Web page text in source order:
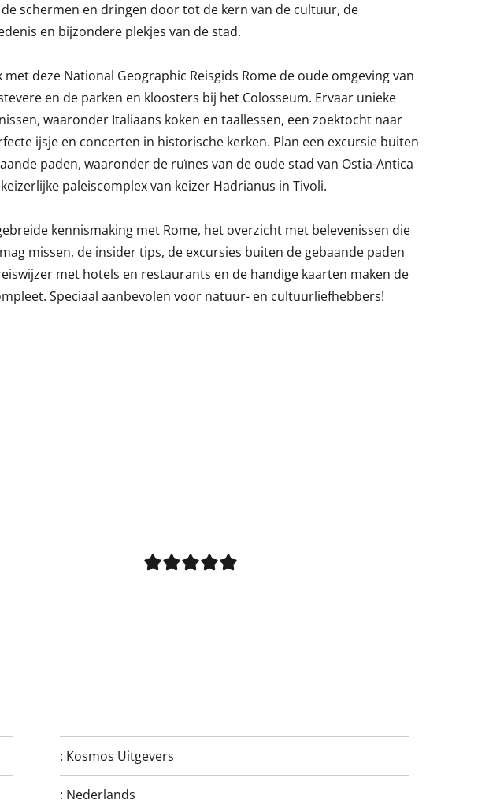
schermen en dringen door tot de kern van de cultuur, de
en bijzondere plekjes van de stad.
met deze National Geographic Reisgids Rome de oude omgeving van
en de parken en kloosters bij het Colosseum. Ervaar unieke
waaronder Italiaans koken en taallessen, een zoektocht naar
ijsje en concerten in historische kerken. Plan een excursie buiten
paden, waaronder de ruïnes van de oude stad van Ostia-Antica
paleiscomplex van keizer Hadrianus in Tivoli.
kennismaking met Rome, het overzicht met belevenissen die
missen, de insider tips, de excursies buiten de gebaande paden
met hotels en restaurants en de handige kaarten maken de
Speciaal aanbevolen voor natuur- en cultuurliefhebbers!
: Kosmos Uitgevers
: Nederlands